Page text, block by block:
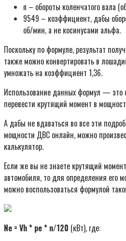
n – обороты коленчатого вала
9549 – коэффициент, дабы
об/мин, а не косинусами альфа.
Поскольку по формуле, результат
также можно конвертировать в
умножать на коэффициент 1,36.
Использование данных формул — это
перевести крутящий момент в
А дабы не вдаваться во все эти
мощности ДВС онлайн, можно
калькулятор.
Если же вы не знаете крутящий
автомобиля, то для определения его
можно воспользоваться формулой
Ne = Vh * pe * n/120 (кВт), где: